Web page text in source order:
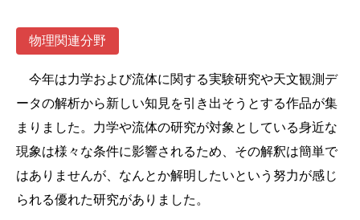
物理関連分野
今年は力学および流体に関する実験研究や天文観測デ
ータの解析から新しい知見を引き出そうとする作品が集
まりました。力学や流体の研究が対象としている身近な
現象は様々な条件に影響されるため、その解釈は簡単で
はありませんが、なんとか解明したいという努力が感じ
られる優れた研究がありました。